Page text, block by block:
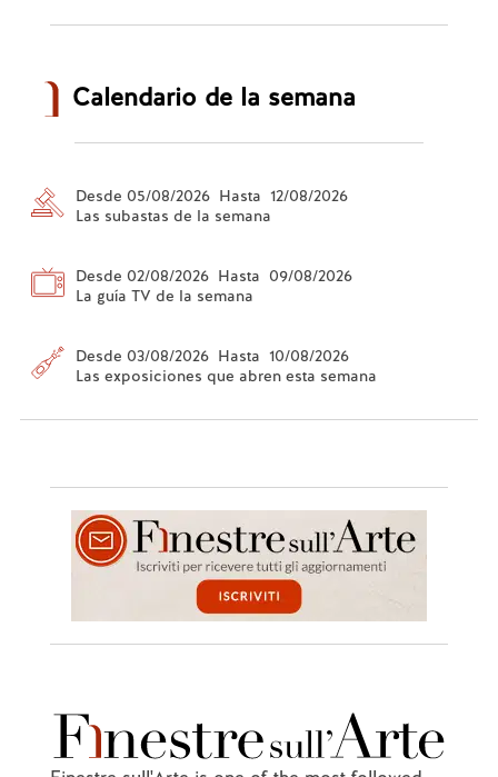
Calendario de la semana
Desde 05/08/2026 Hasta 12/08/2026
Las subastas de la semana
Desde 02/08/2026 Hasta 09/08/2026
La guía TV de la semana
Desde 03/08/2026 Hasta 10/08/2026
Las exposiciones que abren esta semana